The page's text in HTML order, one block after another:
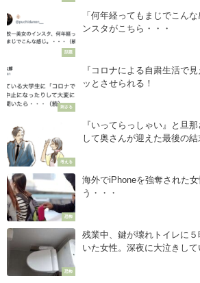
話題
「何年経ってもまじでこん
ンスタがこちら・・・
刺さる
『コロナによる自粛生活で
ッとさせられる！
考える
『いってらっしゃい』と旦
して奥さんが迎えた最後の結
恐怖
海外でiPhoneを強奪された
う・・・
恐怖
残業中、鍵が壊れトイレに
いた女性。深夜に大泣きして